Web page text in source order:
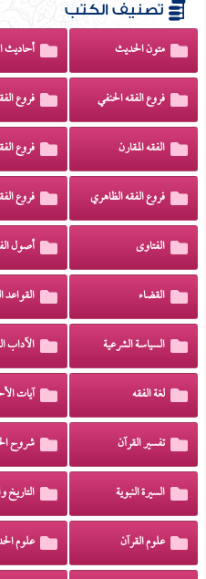
تصنيف الكتب
متون الحديث أحاديث
فروع الفقه الحنفي فروع
الفقه المقارن فروع
فروع الفقه الظاهري فروع
الفتاوى أصول
القضاء القواعد
السياسة الشرعية الآداب
لغة الفقه آيات
تفسير القرآن شروح
السيرة النبوية التاريخ
علوم القرآن علوم